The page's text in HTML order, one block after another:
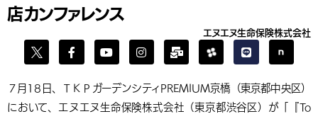
店カンファレンス
エヌエヌ生命保険株式会社
７月18日、ＴＫＰガーデンシティPREMIUM京橋（東京都中央区）
において、エヌエヌ生命保険株式会社（東京都渋谷区）が「『To